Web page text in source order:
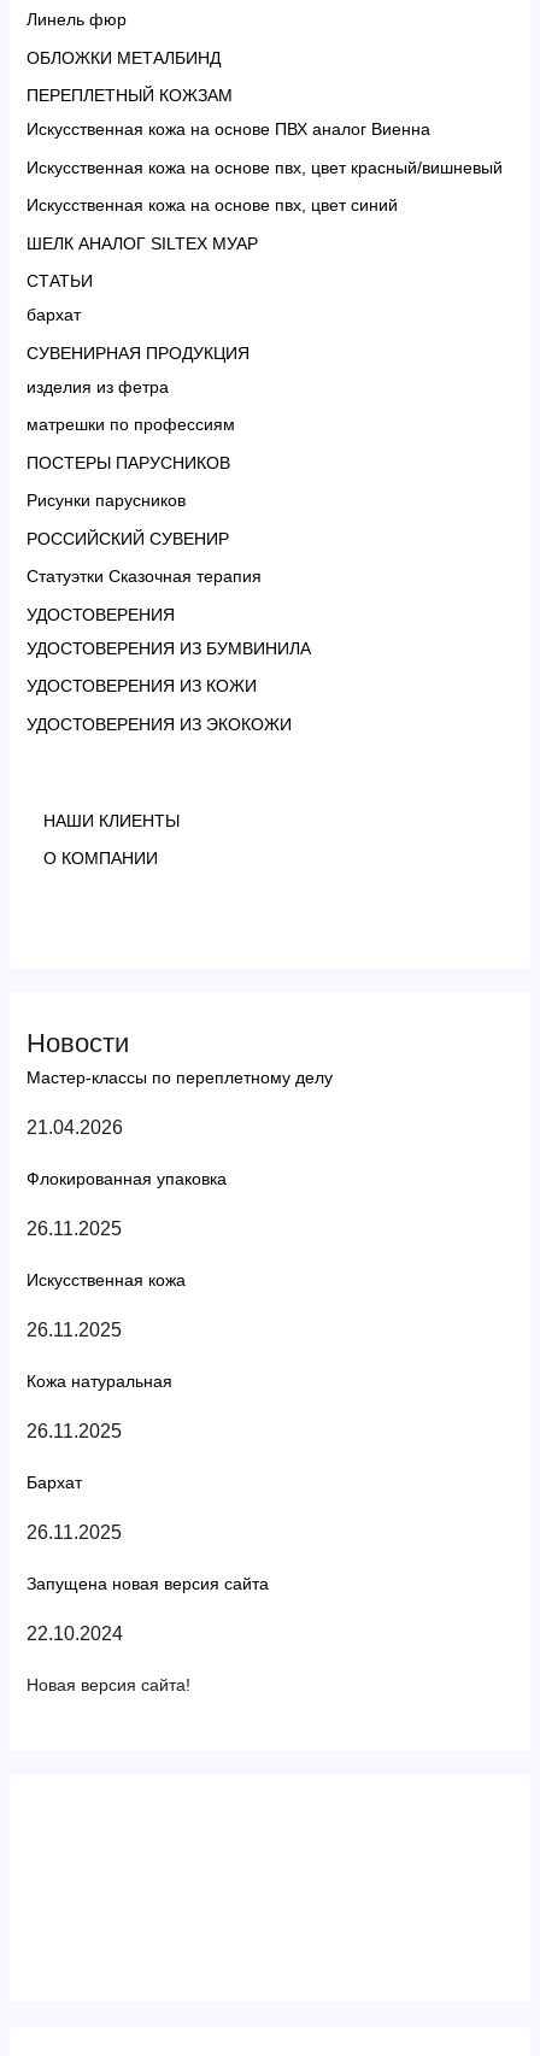
Линель фюр
ОБЛОЖКИ МЕТАЛБИНД
ПЕРЕПЛЕТНЫЙ КОЖЗАМ
Искусственная кожа на основе ПВХ аналог Виенна
Искусственная кожа на основе пвх, цвет красный/вишневый
Искусственная кожа на основе пвх, цвет синий
ШЕЛК АНАЛОГ SILTEX МУАР
СТАТЬИ
бархат
СУВЕНИРНАЯ ПРОДУКЦИЯ
изделия из фетра
матрешки по профессиям
ПОСТЕРЫ ПАРУСНИКОВ
Рисунки парусников
РОССИЙСКИЙ СУВЕНИР
Статуэтки Сказочная терапия
УДОСТОВЕРЕНИЯ
УДОСТОВЕРЕНИЯ ИЗ БУМВИНИЛА
УДОСТОВЕРЕНИЯ ИЗ КОЖИ
УДОСТОВЕРЕНИЯ ИЗ ЭКОКОЖИ
НАШИ КЛИЕНТЫ
О КОМПАНИИ
Новости
Мастер-классы по переплетному делу
21.04.2026
Флокированная упаковка
26.11.2025
Искусственная кожа
26.11.2025
Кожа натуральная
26.11.2025
Бархат
26.11.2025
Запущена новая версия сайта
22.10.2024
Новая версия сайта!